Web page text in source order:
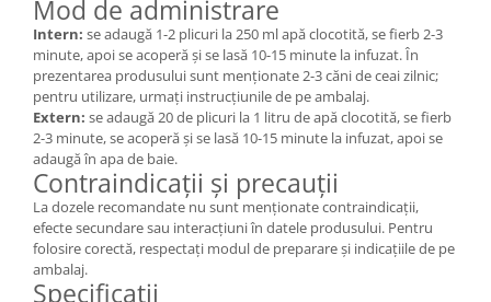
Mod de administrare
Intern: se adaugă 1-2 plicuri la 250 ml apă clocotită, se fierb 2-3
minute, apoi se acoperă și se lasă 10-15 minute la infuzat. În
prezentarea produsului sunt menționate 2-3 căni de ceai zilnic;
pentru utilizare, urmați instrucțiunile de pe ambalaj.
Extern: se adaugă 20 de plicuri la 1 litru de apă clocotită, se fierb
2-3 minute, se acoperă și se lasă 10-15 minute la infuzat, apoi se
adaugă în apa de baie.
Contraindicații și precauții
La dozele recomandate nu sunt menționate contraindicații,
efecte secundare sau interacțiuni în datele produsului. Pentru
folosire corectă, respectați modul de preparare și indicațiile de pe
ambalaj.
Specificații